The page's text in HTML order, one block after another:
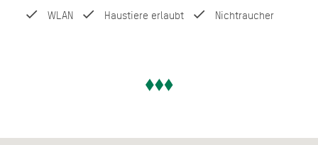
WLAN Haustiere erlaubt Nichtraucher